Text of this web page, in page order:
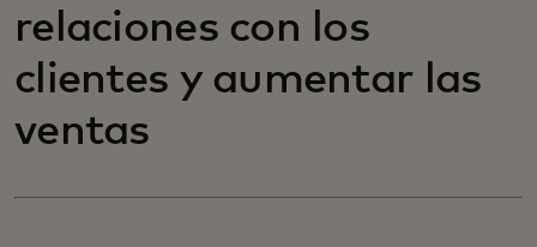
relaciones con los
clientes y aumentar las
ventas